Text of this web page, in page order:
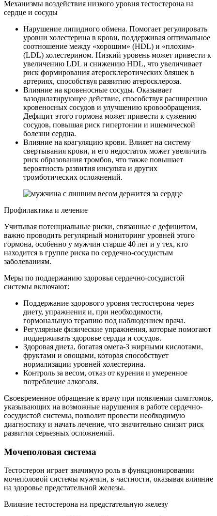
Механизмы воздействия низкого уровня тестостерона на
сердце и сосуды
Нарушение липидного обмена. Помогает регулировать
уровни холестерина в крови, поддерживая оптимальное
соотношение между «хорошим» (HDL) и «плохим»
(LDL) холестерином. Низкий уровень может привести к
увеличению LDL и снижению HDL, что увеличивает
риск формирования атеросклеротических бляшек в
артериях, способствуя развитию атеросклероза.
Влияние на кровеносные сосуды. Оказывает
вазодилатирующее действие, способствуя расширению
кровеносных сосудов и улучшению кровообращения.
Дефицит этого гормона может привести к сужению
сосудов, повышая риск гипертонии и ишемической
болезни сердца.
Влияние на коагуляцию крови. Влияет на систему
свертывания крови, и его недостаток может увеличить
риск образования тромбов, что также повышает
вероятность развития инсульта и других
тромботических осложнений.
Профилактика и лечение
Учитывая потенциальные риски, связанные с дефицитом,
важно проводить регулярный мониторинг уровней этого
гормона, особенно у мужчин старше 40 лет и у тех, кто
находится в группе риска по сердечно-сосудистым
заболеваниям.
Меры по поддержанию здоровья сердечно-сосудистой
системы включают:
Поддержание здорового уровня тестостерона через
диету, упражнения и, при необходимости,
гормональную терапию под наблюдением врача.
Регулярные физические упражнения, которые помогают
поддерживать здоровье сердца и сосудов.
Здоровая диета, богатая омега-3 жирными кислотами,
фруктами и овощами, которая способствует
нормализации уровней холестерина.
Контроль за весом, отказ от курения и умеренное
потребление алкоголя.
Своевременное обращение к врачу при появлении симптомов,
указывающих на возможные нарушения в работе сердечно-
сосудистой системы, позволит провести необходимую
диагностику и начать лечение, что значительно снизит риск
развития серьезных осложнений.
Мочеполовая система
Тестостерон играет значимую роль в функционировании
мочеполовой системы мужчин, в частности, оказывая влияние
на здоровье предстательной железы.
Влияние тестостерона на предстательную железу